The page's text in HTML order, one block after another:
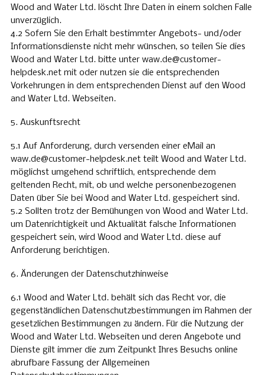
Wood and Water Ltd. löscht Ihre Daten in einem solchen Falle
unverzüglich.
4.2 Sofern Sie den Erhalt bestimmter Angebots- und/oder
Informationsdienste nicht mehr wünschen, so teilen Sie dies
Wood and Water Ltd. bitte unter waw.de@customer-
helpdesk.net mit oder nutzen sie die entsprechenden
Vorkehrungen in dem entsprechenden Dienst auf den Wood
and Water Ltd. Webseiten.
5. Auskunftsrecht
5.1 Auf Anforderung, durch versenden einer eMail an
waw.de@customer-helpdesk.net teilt Wood and Water Ltd.
möglichst umgehend schriftlich, entsprechende dem
geltenden Recht, mit, ob und welche personenbezogenen
Daten über Sie bei Wood and Water Ltd. gespeichert sind.
5.2 Sollten trotz der Bemühungen von Wood and Water Ltd.
um Datenrichtigkeit und Aktualität falsche Informationen
gespeichert sein, wird Wood and Water Ltd. diese auf
Anforderung berichtigen.
6. Änderungen der Datenschutzhinweise
6.1 Wood and Water Ltd. behält sich das Recht vor, die
gegenständlichen Datenschutzbestimmungen im Rahmen der
gesetzlichen Bestimmungen zu ändern. Für die Nutzung der
Wood and Water Ltd. Webseiten und deren Angebote und
Dienste gilt immer die zum Zeitpunkt Ihres Besuchs online
abrufbare Fassung der Allgemeinen